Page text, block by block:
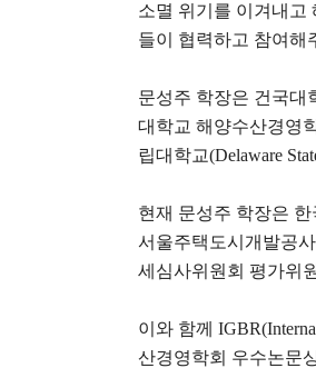
소멸 위기를 이겨내고
들이 협력하고 참여해
문성주 학장은 건국대
대학교 해양수산경영
립대학교(Delaware
현재 문성주 학장은
서울주택도시개발공
세심사위원회 평가위
이와 함께
산경영학회 우수논문